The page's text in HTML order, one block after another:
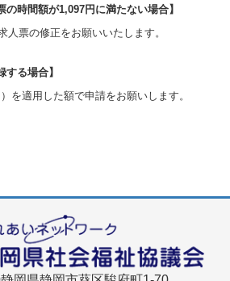
の時間額が1,097円に満たない場合】
人票の修正をお願いいたします。
する場合】
を適用した額で申請をお願いします。